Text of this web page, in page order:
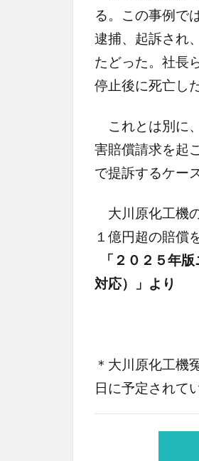
る。この事例で
逮捕、起訴され
たどった。社長
停止後に死亡し
これとは別に
害賠償請求を起
で提訴するケー
大川原化工機
１億円超の賠償
「２０２５年
対応）」より
＊大川原化工機
日に予定され